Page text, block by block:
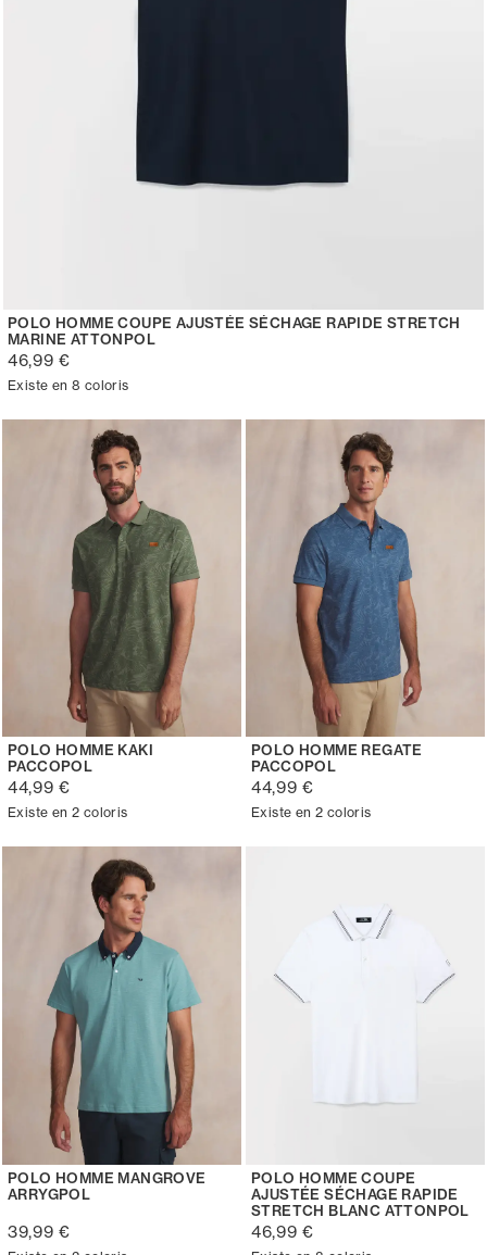
POLO HOMME COUPE AJUSTÉE SÉCHAGE RAPIDE STRETCH
MARINE ATTONPOL
46,99 €
Existe en 8 coloris
POLO HOMME KAKI
PACCOPOL
44,99 €
Existe en 2 coloris
POLO HOMME REGATE
PACCOPOL
44,99 €
Existe en 2 coloris
POLO HOMME MANGROVE
ARRYGPOL
39,99 €
POLO HOMME COUPE
AJUSTÉE SÉCHAGE RAPIDE
STRETCH BLANC ATTONPOL
46,99 €